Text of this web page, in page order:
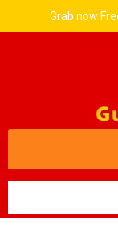
Grab now